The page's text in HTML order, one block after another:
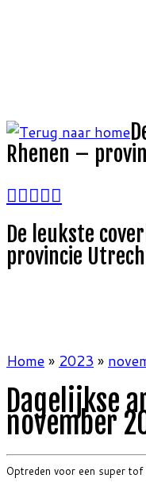
Rhenen –
De leukste
provincie
Home» 2023 »
Dagelijkse
november
Optreden voor een super tof